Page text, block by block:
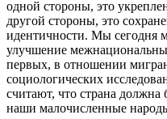
одной стороны, это
другой стороны, это
идентичности. Мы сегодня
улучшение
первых, в отношении
социологических
считают, что страна
наши малочисленные